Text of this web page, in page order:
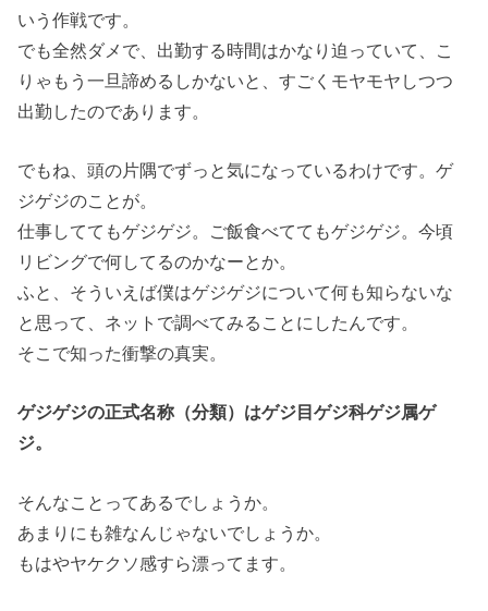
いう作戦です。
でも全然ダメで、出勤する時間はかなり迫っていて、こ
りゃもう一旦諦めるしかないと、すごくモヤモヤしつつ
出勤したのであります。
でもね、頭の片隅でずっと気になっているわけです。ゲ
ジゲジのことが。
仕事しててもゲジゲジ。ご飯食べててもゲジゲジ。今頃
リビングで何してるのかなーとか。
ふと、そういえば僕はゲジゲジについて何も知らないな
と思って、ネットで調べてみることにしたんです。
そこで知った衝撃の真実。
ゲジゲジの正式名称（分類）はゲジ目ゲジ科ゲジ属ゲ
ジ。
そんなことってあるでしょうか。
あまりにも雑なんじゃないでしょうか。
もはやヤケクソ感すら漂ってます。